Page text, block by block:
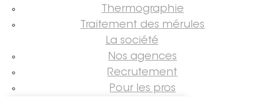
Thermographie
Traitement des mérules
La société
Nos agences
Recrutement
Pour les pros